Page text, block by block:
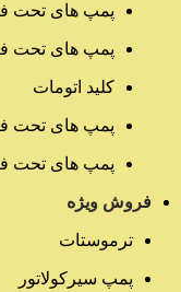
پمپ های تحت
پمپ های تحت
کلید اتومات
پمپ های تحت
پمپ های تحت
فروش ویژه
ترموستات
پمپ سیرکولاتور